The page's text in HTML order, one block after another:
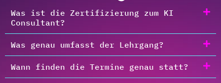
Was ist die Zertifizierung zum KI
Consultant?
Was genau umfasst der Lehrgang?
Wann finden die Termine genau statt?